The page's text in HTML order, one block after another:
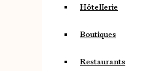
Hôtellerie
Boutiques
Restaurants